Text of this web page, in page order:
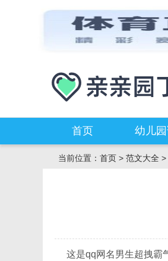
首页 幼儿
当前位置： 首页 > 范文大全 >
这是qq网名男生超拽霸